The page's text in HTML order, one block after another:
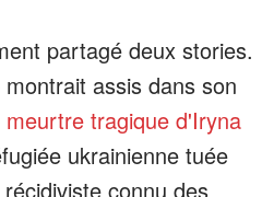
partagé deux stories.
assis dans son
tragique d'Iryna
ukrainienne tuée
connu des